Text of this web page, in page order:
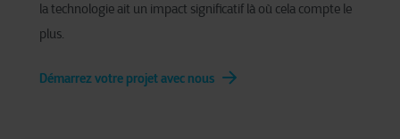
la technologie ait un impact significatif là où cela compte le
plus.
Démarrez votre projet avec nous